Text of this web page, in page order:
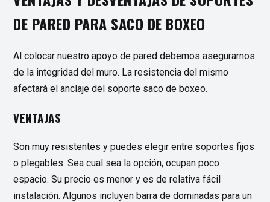
DE PARED PARA SACO DE BOXEO
Al colocar nuestro apoyo de pared debemos asegurarnos
de la integridad del muro. La resistencia del mismo
afectará el anclaje del soporte saco de boxeo.
VENTAJAS
Son muy resistentes y puedes elegir entre soportes fijos
o plegables. Sea cual sea la opción, ocupan poco
espacio. Su precio es menor y es de relativa fácil
instalación. Algunos incluyen barra de dominadas para un